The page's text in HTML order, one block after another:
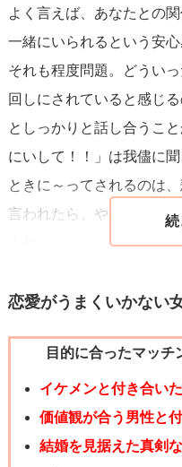
よく言えば、あなたとの
一緒にいられるという安
それも程度問題。どうい
回しにされていると感じ
としっかりと話し合うこ
にいして！！」は我儘に
ときに～ってされるのは
言われたら、やめてくれ
あとはあなた自体も変わ
るものを大事にする。友
入れる。ただあなたとの
くのです。「～のときは
こうね！」のように可愛
恋愛がうまくいかない
目的に合ったマッチ
イケメンと付き合い
価値観が合う男性と
結婚を見据えた真剣